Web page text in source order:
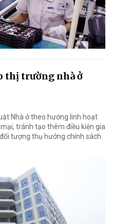
thị trường nhà ở
Nhà ở theo hướng linh hoạt
tránh tạo thêm điều kiện gia
tượng thụ hưởng chính sách